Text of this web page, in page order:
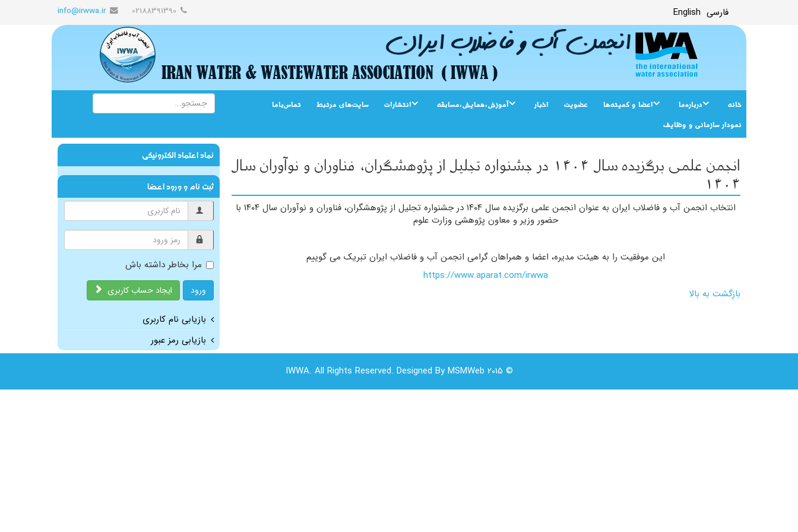
فارسی English
info@irwwa.ir
خانه درباره‌ما اعضا و کمیته‌ها عضویت اخبار آموزش،همایش،مسابقه انتشارات سایت‌‌های مرتبط
تماس‌باما
نمودار سازمانی و وظایف
انجمن علمی برگزیده سال ۱۴۰۴ در جشنواره تجلیل از پژوهشگران، فناوران و نوآوران سال
۱۴۰۴
انتخاب انجمن آب و فاضلاب ایران به عنوان انجمن علمی برگزیده سال ۱۴۰۴ در جشنواره تجلیل از پژوهشگران، فناوران و نوآوران سال ۱۴۰۴ با
حضور وزیر و معاون پژوهشی وزارت علوم
این موفقیت را به هیئت مدیره، اعضا و همراهان گرامی انجمن آب و فاضلاب ایران تبریک می گوییم
https://www.aparat.com/irwwa
بازگشت به بالا
نماد اعتماد الکترونیکی
ثبت نام و ورود اعضا
مرا بخاطر داشته باش
ورود ایجاد حساب کاربری
بازیابی نام کاربری
بازیابی رمز عبور
© 2015 IWWA. All Rights Reserved. Designed By MSMWeb